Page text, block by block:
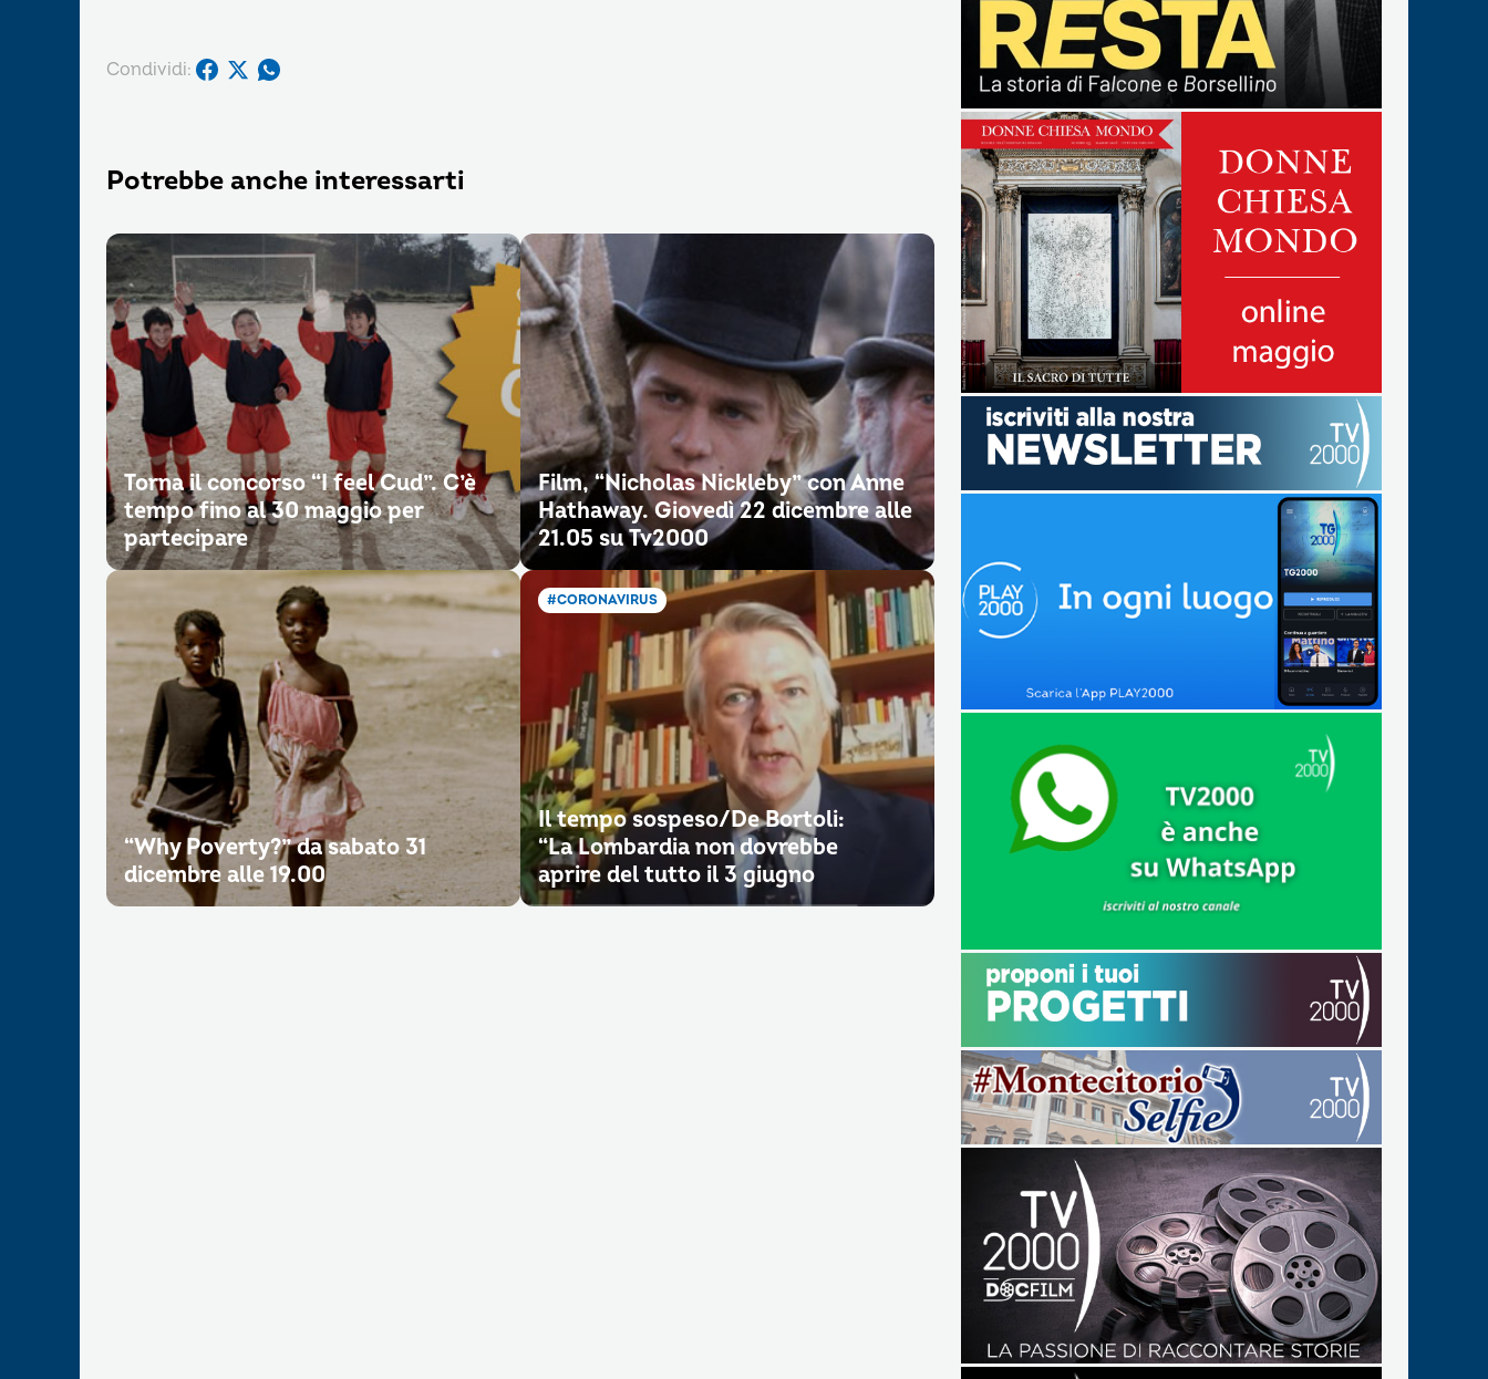
Condividi:
Potrebbe anche interessarti
Torna il concorso “I feel Cud”. C’è
tempo fino al 30 maggio per
partecipare
Film, “Nicholas Nickleby” con Anne
Hathaway. Giovedì 22 dicembre alle
21.05 su Tv2000
“Why Poverty?” da sabato 31
dicembre alle 19.00
#CORONAVIRUS
Il tempo sospeso/De Bortoli:
“La Lombardia non dovrebbe
aprire del tutto il 3 giugno